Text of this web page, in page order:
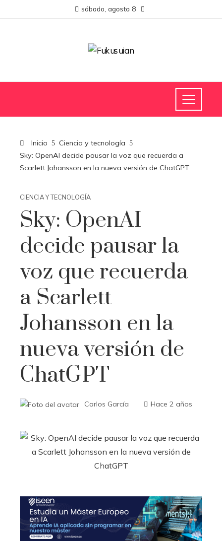
sábado, agosto 8
Inicio
Ciencia y tecnología
Sky: OpenAI decide pausar la voz que recuerda a
Scarlett Johansson en la nueva versión de ChatGPT
CIENCIA Y TECNOLOGÍA
Sky: OpenAI
decide pausar la
voz que recuerda
a Scarlett
Johansson en la
nueva versión de
ChatGPT
Carlos García Hace 2 años